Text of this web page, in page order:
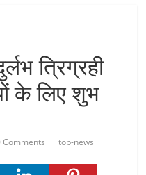
त्रिग्रही
के लिए शुभ
Comments top-news